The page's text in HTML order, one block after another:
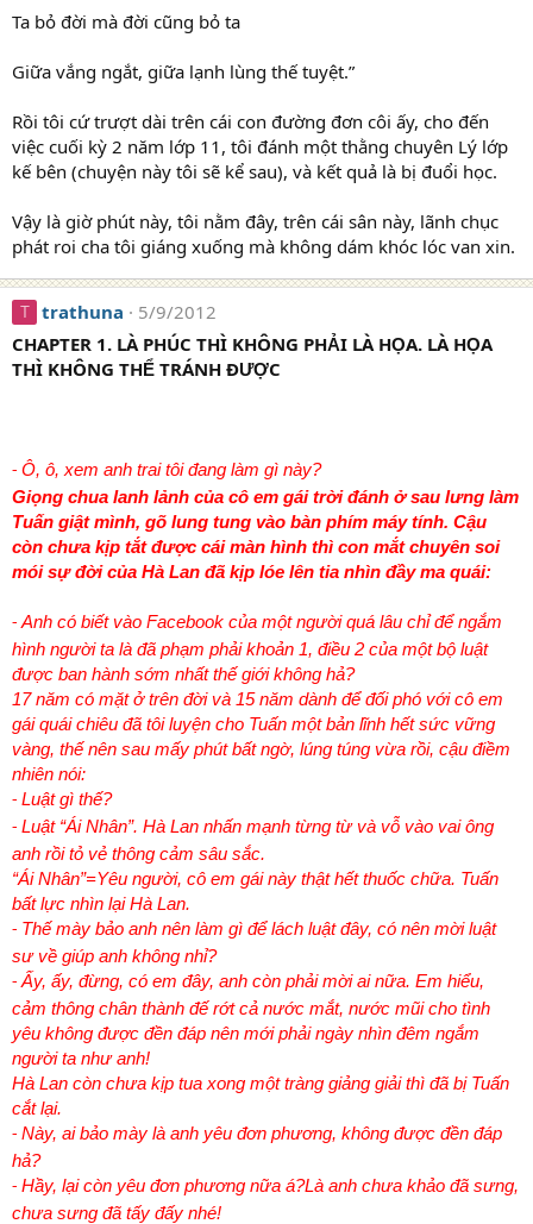
Ta bỏ đời mà đời cũng bỏ ta
Giữa vắng ngắt, giữa lạnh lùng thế tuyệt.”
Rồi tôi cứ trượt dài trên cái con đường đơn côi ấy, cho đến
việc cuối kỳ 2 năm lớp 11, tôi đánh một thằng chuyên Lý lớp
kế bên (chuyện này tôi sẽ kể sau), và kết quả là bị đuổi học.
Vậy là giờ phút này, tôi nằm đây, trên cái sân này, lãnh chục
phát roi cha tôi giáng xuống mà không dám khóc lóc van xin.
T trathuna
5/9/2012
CHAPTER 1. LÀ PHÚC THÌ KHÔNG PHẢI LÀ HỌA. LÀ HỌA
THÌ KHÔNG THỂ TRÁNH ĐƯỢC
- Ô, ô, xem anh trai tôi đang làm gì này?
Giọng chua lanh lảnh của cô em gái trời đánh ở sau lưng làm
Tuấn giật mình, gõ lung tung vào bàn phím máy tính. Cậu
còn chưa kịp tắt được cái màn hình thì con mắt chuyên soi
mói sự đời của Hà Lan đã kịp lóe lên tia nhìn đầy ma quái:
-Anh có biết vào Facebook của một người quá lâu chỉ để ngắm
hình người ta là đã phạm phải khoản 1, điều 2 của một bộ luật
được ban hành sớm nhất thế giới không hả?
17 năm có mặt ở trên đời và 15 năm dành để đối phó với cô em
gái quái chiêu đã tôi luyện cho Tuấn một bản lĩnh hết sức vững
vàng, thế nên sau mấy phút bất ngờ, lúng túng vừa rồi, cậu điềm
nhiên nói:
- Luật gì thế?
- Luật “Ái Nhân”. Hà Lan nhấn mạnh từng từ và vỗ vào vai ông
anh rồi tỏ vẻ thông cảm sâu sắc.
“Ái Nhân”=Yêu người, cô em gái này thật hết thuốc chữa. Tuấn
bất lực nhìn lại Hà Lan.
- Thế mày bảo anh nên làm gì để lách luật đây, có nên mời luật
sư về giúp anh không nhỉ?
-Ấy, ấy, đừng, có em đây, anh còn phải mời ai nữa. Em hiểu,
cảm thông chân thành đế rớt cả nước mắt, nước mũi cho tình
yêu không được đền đáp nên mới phải ngày nhìn đêm ngắm
người ta như anh!
Hà Lan còn chưa kịp tua xong một tràng giảng giải thì đã bị Tuấn
cắt lại.
- Này, ai bảo mày là anh yêu đơn phương, không được đền đáp
hả?
- Hầy, lại còn yêu đơn phương nữa á?Là anh chưa khảo đã sưng,
chưa sưng đã tấy đấy nhé!